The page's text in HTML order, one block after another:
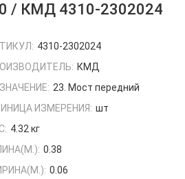
/ КМД 4310-2302024
4310-2302024
КМД
23. Мост передний
ИЗМЕРЕНИЯ: шт
4.32 кг
0.38
0.06